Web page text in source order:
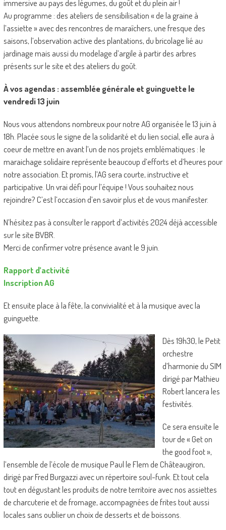
immersive au pays des légumes, du goût et du plein air !
Au programme : des ateliers de sensibilisation « de la graine à
l’assiette » avec des rencontres de maraîchers, une fresque des
saisons, l’observation active des plantations, du bricolage lié au
jardinage mais aussi du modelage d’argile à partir des arbres
présents sur le site et des ateliers du goût.
À vos agendas : assemblée générale et guinguette le
vendredi 13 juin
Nous vous attendons nombreux pour notre AG organisée le 13 juin à
18h. Placée sous le signe de la solidarité et du lien social, elle aura à
coeur de mettre en avant l’un de nos projets emblématiques : le
maraichage solidaire représente beaucoup d’efforts et d’heures pour
notre association. Et promis, l’AG sera courte, instructive et
participative. Un vrai défi pour l’équipe ! Vous souhaitez nous
rejoindre? C’est l’occasion d’en savoir plus et de vous manifester.
N’hésitez pas à consulter le rapport d’activités 2024 déjà accessible
sur le site BVBR.
Merci de confirmer votre présence avant le 9 juin.
Rapport d’activité
Inscription AG
Et ensuite place à la fête, la convivialité et à la musique avec la
guinguette.
Dès 19h30, le Petit
orchestre
d’harmonie du SIM
dirigé par Mathieu
Robert lancera les
festivités.
Ce sera ensuite le
tour de « Get on
the good foot »,
l’ensemble de l’école de musique Paul le Flem de Châteaugiron,
dirigé par Fred Burgazzi avec un répertoire soul-funk. Et tout cela
tout en dégustant les produits de notre territoire avec nos assiettes
de charcuterie et de fromage, accompagnées de frites tout aussi
locales sans oublier un choix de desserts et de boissons.